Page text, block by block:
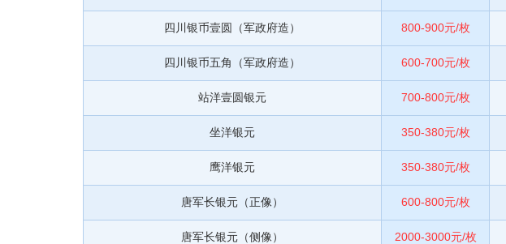
四川银币壹圆（军政府造） 800-900元/枚
四川银币五角（军政府造） 600-700元/枚
站洋壹圆银元 700-800元/枚
坐洋银元 350-380元/枚
鹰洋银元 350-380元/枚
唐军长银元（正像） 600-800元/枚
唐军长银元（侧像） 2000-3000元/枚